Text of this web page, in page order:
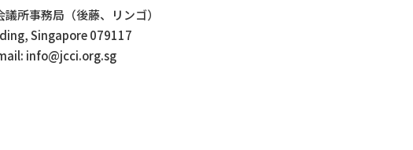
所事務局（後藤、リンゴ）
Singapore 079117
info@jcci.org.sg